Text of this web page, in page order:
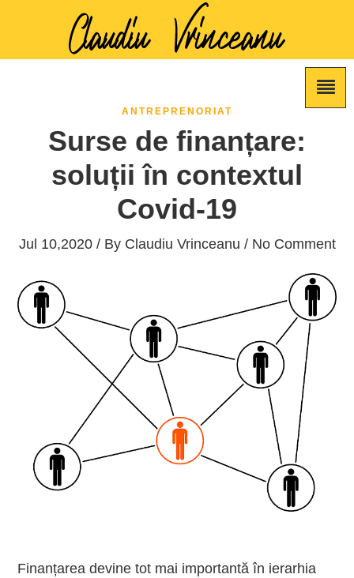
ANTREPRENORIAT
Surse de finanțare:
soluții în contextul
Covid-19
Jul 10,2020 / By Claudiu Vrinceanu / No Comment
Finanțarea devine tot mai importantă în ierarhia